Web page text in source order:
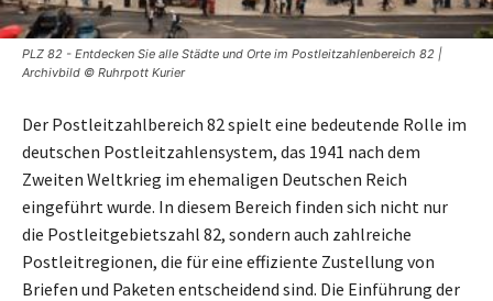
PLZ 82 - Entdecken Sie alle Städte und Orte im Postleitzahlenbereich 82 |
Archivbild © Ruhrpott Kurier
Der Postleitzahlbereich 82 spielt eine bedeutende Rolle im
deutschen Postleitzahlensystem, das 1941 nach dem
Zweiten Weltkrieg im ehemaligen Deutschen Reich
eingeführt wurde. In diesem Bereich finden sich nicht nur
die Postleitgebietszahl 82, sondern auch zahlreiche
Postleitregionen, die für eine effiziente Zustellung von
Briefen und Paketen entscheidend sind. Die Einführung der